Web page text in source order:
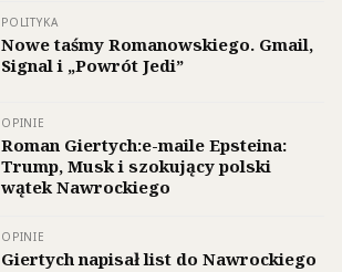
POLITYKA
Nowe taśmy Romanowskiego. Gmail,
Signal i „Powrót Jedi”
OPINIE
Roman Giertych:e-maile Epsteina:
Trump, Musk i szokujący polski
wątek Nawrockiego
OPINIE
Giertych napisał list do Nawrockiego